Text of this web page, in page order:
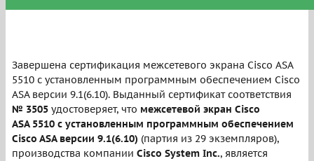
Завершена сертификация межсетевого экрана Cisco ASA
5510 с установленным программным обеспечением Cisco
ASA версии 9.1(6.10). Выданный сертификат соответствия
№ 3505удостоверяет, что межсетевой экран Cisco
ASA 5510 с установленным программным обеспечением
Cisco ASA версии 9.1(6.10) (партия из 29 экземпляров),
производства компании Cisco System Inc., является